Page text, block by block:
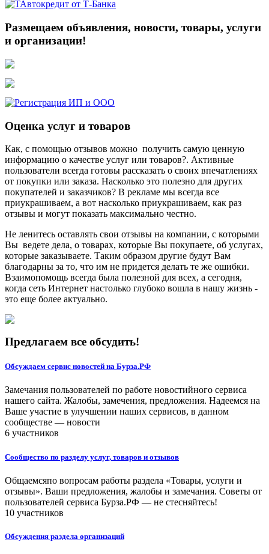
Размещаем объявления, новости, товары, услуги
и организации!
Оценка услуг и товаров
Как, с помощью отзывов можно получить самую ценную
информацию о качестве услуг или товаров?. Активные
пользователи всегда готовы рассказать о своих впечатлениях
от покупки или заказа. Насколько это полезно для других
покупателей и заказчиков? В рекламе мы всегда все
приукрашиваем, а вот насколько приукрашиваем, как раз
отзывы и могут показать максимально честно.
Не ленитесь оставлять свои отзывы на компании, с которыми
Вы ведете дела, о товарах, которые Вы покупаете, об услугах,
которые заказываете. Таким образом другие будут Вам
благодарны за то, что им не придется делать те же ошибки.
Взаимопомощь всегда была полезной для всех, а сегодня,
когда сеть Интернет настолько глубоко вошла в нашу жизнь -
это еще более актуально.
Предлагаем все обсудить!
Обсуждаем сервис новостей на Бурза.РФ
Замечания пользователей по работе новостийного сервиса
нашего сайта. Жалобы, замечения, предложения. Надеемся на
Ваше участие в улучшении наших сервисов, в данном
сообществе — новости
6 участников
Сообщество по разделу услуг, товаров и отзывов
Общаемсяпо вопросам работы раздела «Товары, услуги и
отзывы». Ваши предложения, жалобы и замечания. Советы от
пользователей сервиса Бурза.РФ — не стесняйтесь!
10 участников
Обсуждения раздела организаций